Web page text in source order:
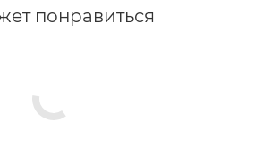
понравиться